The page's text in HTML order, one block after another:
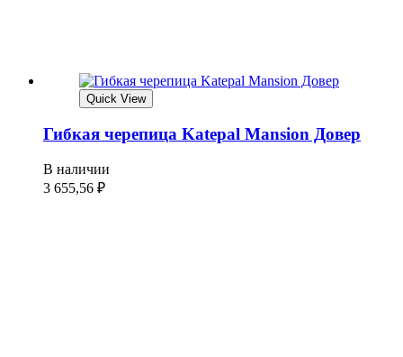
Quick View
Гибкая черепица Katepal Mansion Довер
В наличии
3 655,56 ₽